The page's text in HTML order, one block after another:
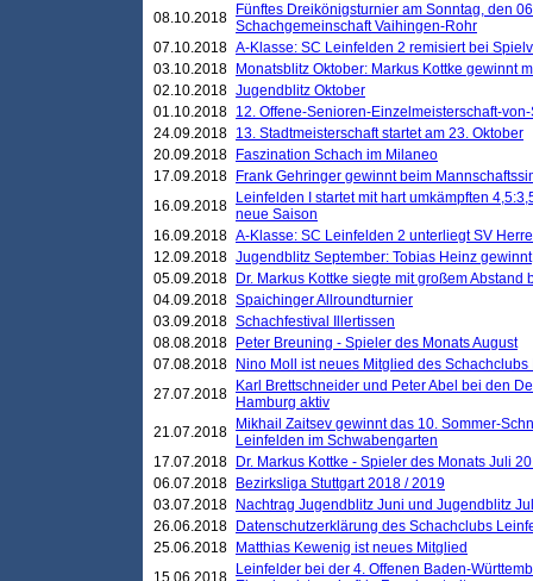
08.10.2018
Fünftes Dreikönigsturnier am Sonntag, den
Schachgemeinschaft Vaihingen-Rohr
07.10.2018 A-Klasse: SC Leinfelden 2 remisiert bei
03.10.2018
Monatsblitz Oktober: Markus Kottke gewinnt
02.10.2018 Jugendblitz Oktober
01.10.2018 12. Offene-Senioren-Einzelmeisterschaft-
24.09.2018 13. Stadtmeisterschaft startet am 23. Oktober
20.09.2018
Faszination Schach im Milaneo
17.09.2018
Frank Gehringer gewinnt beim
16.09.2018
Leinfelden I startet mit hart umkämpften
neue Saison
16.09.2018 A-Klasse: SC Leinfelden 2 unterliegt SV
12.09.2018 Jugendblitz September: Tobias Heinz gewinnt
05.09.2018
Dr. Markus Kottke siegte mit großem
04.09.2018 Spaichinger Allroundturnier
03.09.2018 Schachfestival Illertissen
08.08.2018
Peter Breuning - Spieler des Monats August
07.08.2018
Nino Moll ist neues Mitglied des
27.07.2018
Karl Brettschneider und Peter Abel bei den
Hamburg aktiv
21.07.2018
Mikhail Zaitsev gewinnt das 10. Sommer-
Leinfelden im Schwabengarten
17.07.2018
Dr. Markus Kottke - Spieler des Monats Juli
06.07.2018
Bezirksliga Stuttgart 2018 / 2019
03.07.2018
Nachtrag Jugendblitz Juni und Jugendblitz
26.06.2018
Datenschutzerklärung des Schachclubs
25.06.2018
Matthias Kewenig ist neues Mitglied
15.06.2018
Leinfelder bei der 4. Offenen Baden-